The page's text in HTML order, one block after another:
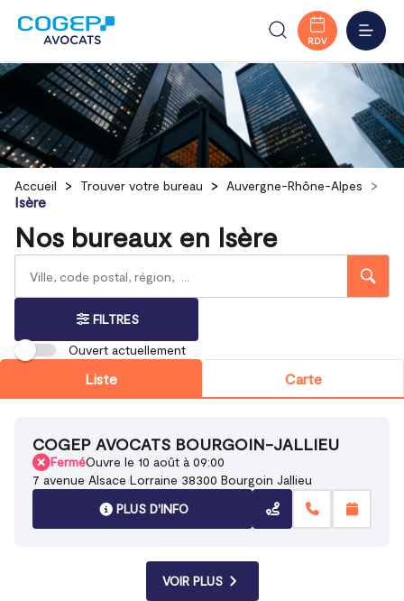
MENU
RDV
Accueil Trouver votre bureau Auvergne-Rhône-Alpes
Isère
Nos bureaux en Isère
Rechercher
Veuillez
renseigner
adresse
{{count}}
résultat(s)
FILTRES
Ouvert actuellement
Liste Carte
COGEP AVOCATS BOURGOIN-JALLIEU
FerméOuvre le 10 août à 09:00
7 avenue Alsace Lorraine 38300 Bourgoin Jallieu
PLUS D'INFO
VOIR PLUS